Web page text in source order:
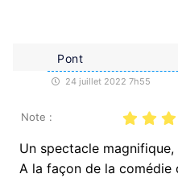
Pont
24 juillet 2022 7h55
Note :
Un spectacle
A la façon de la